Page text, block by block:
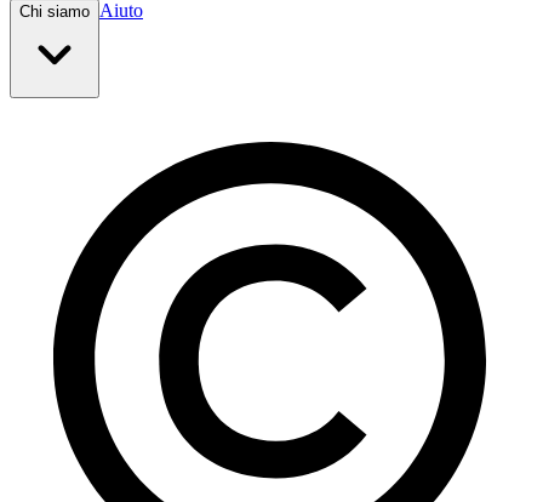
Chi siamo Aiuto